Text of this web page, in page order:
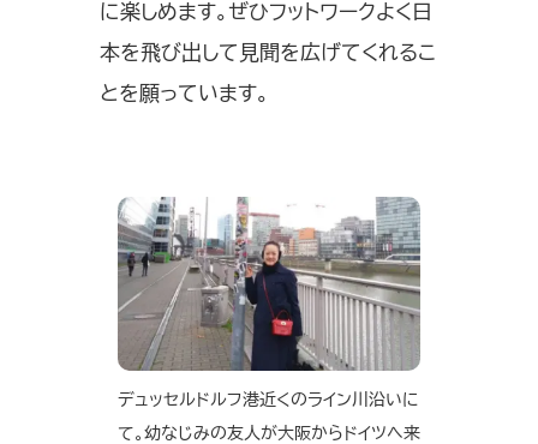
に楽しめます。ぜひフットワークよく日
本を飛び出して見聞を広げてくれるこ
とを願っています。
デュッセルドルフ港近くのライン川沿いに
て。幼なじみの友人が大阪からドイツへ来